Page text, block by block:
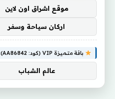
موقع اشراق اون لاين
اركان سياحة وسفر
باقة متميزة VIP (كود: AA86842):
عالم الشباب